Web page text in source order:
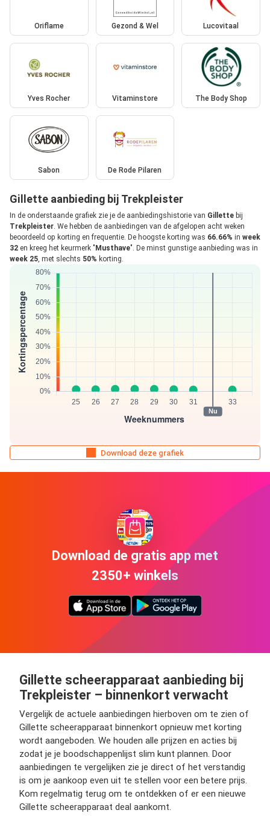
Oriflame Gezond & Wel Lucovitaal
Yves Rocher Vitaminstore The Body Shop
Sabon De Rode Pilaren
Gillette aanbieding bij Trekpleister
In de onderstaande grafiek zie je de aanbiedingshistorie van Gillette bij
Trekpleister. We hebben de aanbiedingen van de afgelopen acht weken
beoordeeld op korting en frequentie. De hoogste korting was 66.66% in week
32 en kreeg het keurmerk " Musthave". De minst gunstige aanbieding was in
week 25, met slechts 50% korting.
Download deze grafiek
Download de gratis app met
2350+ winkels
Gillette scheerapparaat aanbieding bij
Trekpleister – binnenkort verwacht
Vergelijk de actuele aanbiedingen hierboven om te zien of
Gillette scheerapparaat binnenkort opnieuw met korting
wordt aangeboden. We houden alle prijzen en acties bij
zodat je je boodschappenlijst slim kunt plannen. Door
aanbiedingen te vergelijken zie je direct of het verstandig
is om je aankoop even uit te stellen voor een betere prijs.
Kom regelmatig terug om te ontdekken of er een nieuwe
Gillette scheerapparaat deal aankomt.